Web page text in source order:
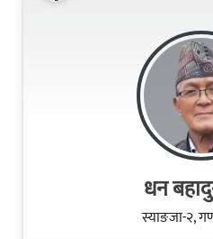
धन
स्याङजा-२,